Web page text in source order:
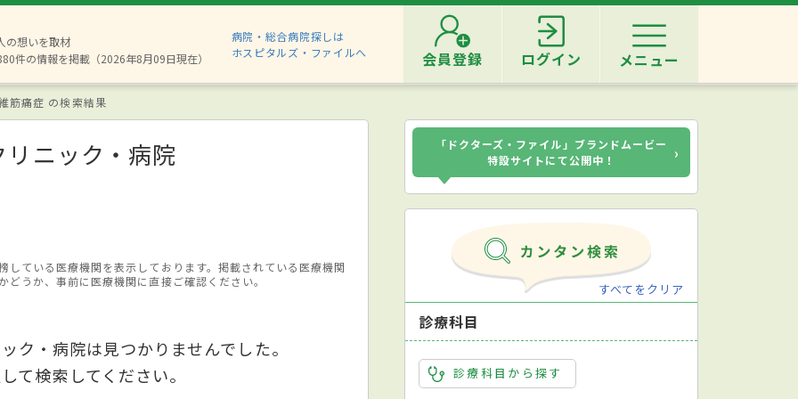
の想いを取材
件の情報を掲載（2026年8月09日現在）
病院・総合病院探しは
ホスピタルズ・ファイルへ
会員登録 ログイン メニュー
筋痛症 の検索結果
リニック・病院
ている医療機関を表示しております。掲載されている医療機関
うか、事前に医療機関に直接ご確認ください。
ク・病院は見つかりませんでした。
て検索してください。
「ドクターズ・ファイル」ブランドムービー
特設サイトにて公開中！
›
すべてをクリア
診療科目
診療科目から探す